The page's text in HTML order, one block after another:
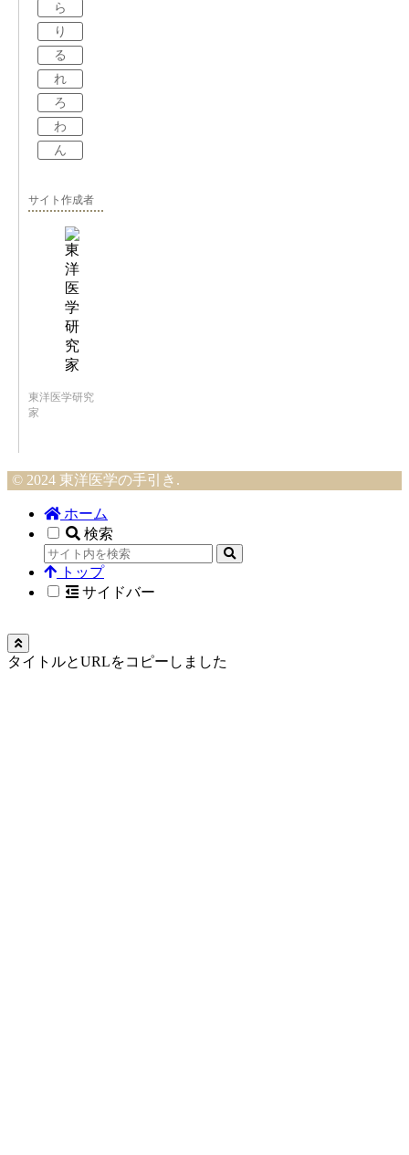
ら
り
る
れ
ろ
わ
ん
サイト作成者
東洋医学研究
家
© 2024 東洋医学の手引き.
ホーム
検索
トップ
サイドバー
タイトルとURLをコピーしました